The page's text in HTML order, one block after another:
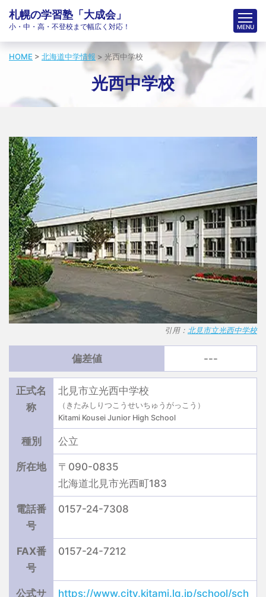
札幌の学習塾「大成会」
小・中・高・不登校まで幅広く対応！
HOME > 北海道中学情報 > 光西中学校
光西中学校
引用： 北見市立光西中学校
偏差値 ---
正式名
称
北見市立光西中学校
（きたみしりつこうせいちゅうがっこう）
Kitami Kousei Junior High School
種別 公立
所在地
〒090-0835
北海道北見市光西町183
電話番
号
0157-24-7308
FAX番
号
0157-24-7212
公式サ
https://www.city.kitami.lg.jp/school/sch